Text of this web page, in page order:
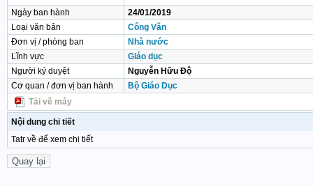
Ngày ban hành
24/01/2019
Loại văn bản
Công Văn
Đơn vị / phòng ban
Nhà nước
Lĩnh vực
Giáo dục
Người ký duyệt
Nguyễn Hữu Độ
Cơ quan / đơn vị ban hành
Bộ Giáo Dục
Tải về máy
Nội dung chi tiết
Tatr về để xem chi tiết